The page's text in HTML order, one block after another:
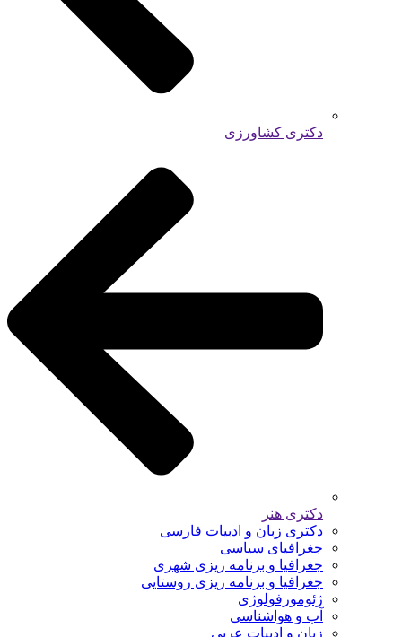
دکتری کشاورزی
دکتری هنر
دکتری زبان و ادبیات فارسی
جغرافیای سیاسی
جغرافیا و برنامه ریزی شهری
جغرافیا و برنامه ریزی روستایی
ژئومورفولوژی
آب و هواشناسی
زبان و ادبیات عربی